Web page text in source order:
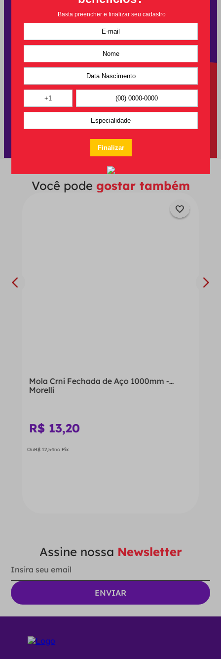
Você pode gostar também
Mola Crni Fechada de Aço 1000mm -
Morelli
R$ 13,20
OuR$ 12,54no Pix
Assine nossa Newsletter